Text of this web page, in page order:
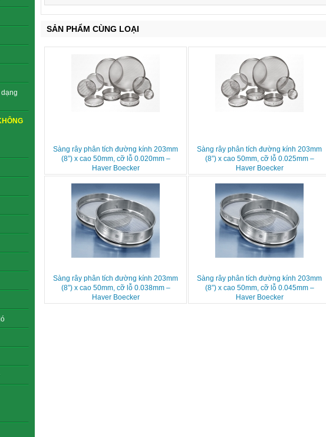
SẢN PHẨM CÙNG LOẠI
Sàng rây phân tích đường kính 203mm
(8”) x cao 50mm, cỡ lỗ 0.020mm –
Haver Boecker
Sàng rây phân tích đường kính 203mm
(8”) x cao 50mm, cỡ lỗ 0.025mm –
Haver Boecker
Sàng rây phân tích đường kính 203mm
(8”) x cao 50mm, cỡ lỗ 0.038mm –
Haver Boecker
Sàng rây phân tích đường kính 203mm
(8”) x cao 50mm, cỡ lỗ 0.045mm –
Haver Boecker